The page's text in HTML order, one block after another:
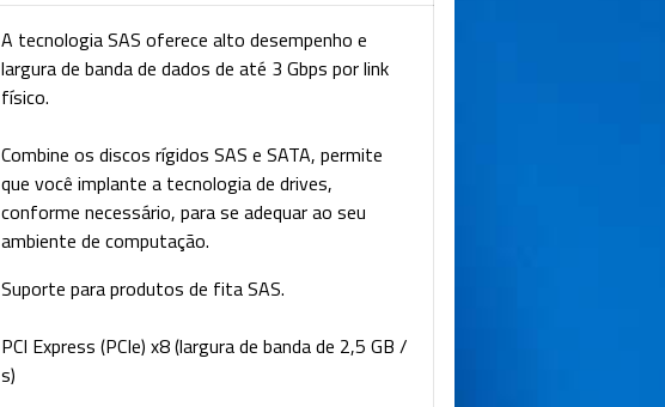
A tecnologia SAS oferece alto desempenho e
largura de banda de dados de até 3 Gbps por link
físico.
Combine os discos rígidos SAS e SATA, permite
que você implante a tecnologia de drives,
conforme necessário, para se adequar ao seu
ambiente de computação.
Suporte para produtos de fita SAS.
PCI Express (PCIe) x8 (largura de banda de 2,5 GB /
s)